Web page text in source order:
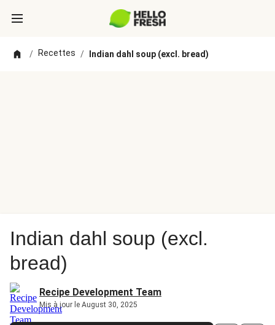
/ Recettes / Indian dahl soup (excl. bread)
Indian dahl soup (excl.
bread)
Recipe Development Team
Mis à jour le August 30, 2025